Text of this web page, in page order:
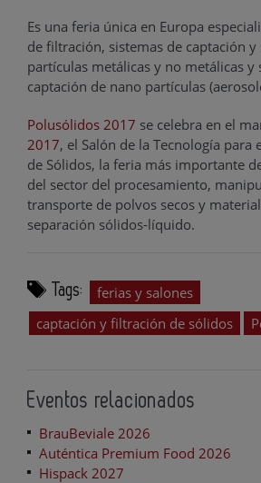
Es una feria única en Europa
de filtración, sistemas de captación y
partículas metálicas y no metálicas y
captación de nano partículas
Polusólidos 2017 se celebra en el
2017, el Salón de la Tecnología para
de Sólidos, la feria más importante
del sector del procesamiento,
transporte de polvos secos y
separación sólidos-líquido.
Tags:
ferias y salones
captación y filtración de sólidos
Eventos relacionados
BrauBeviale 2026
Auténtica Premium Food 2026
Hispack 2027